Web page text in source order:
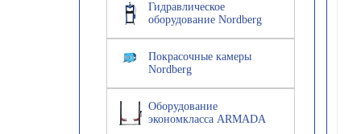
Гидравлическое
оборудование Nordberg
Покрасочные камеры
Nordberg
Оборудование
экономкласса ARMADA